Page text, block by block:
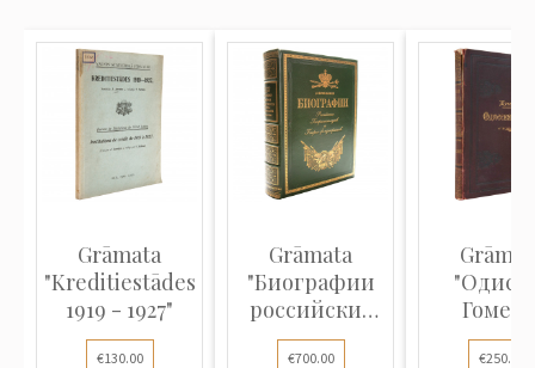
Grāmata
"Kreditiestādes
1919 - 1927"
€130.00
Grāmata
"Биографии
российских
генералиссимусо...
€700.00 €250.00